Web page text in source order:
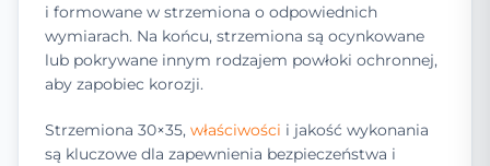
i formowane w strzemiona o odpowiednich
wymiarach. Na końcu, strzemiona są ocynkowane
lub pokrywane innym rodzajem powłoki ochronnej,
aby zapobiec korozji.
Strzemiona 30×35, właściwości i jakość wykonania
są kluczowe dla zapewnienia bezpieczeństwa i